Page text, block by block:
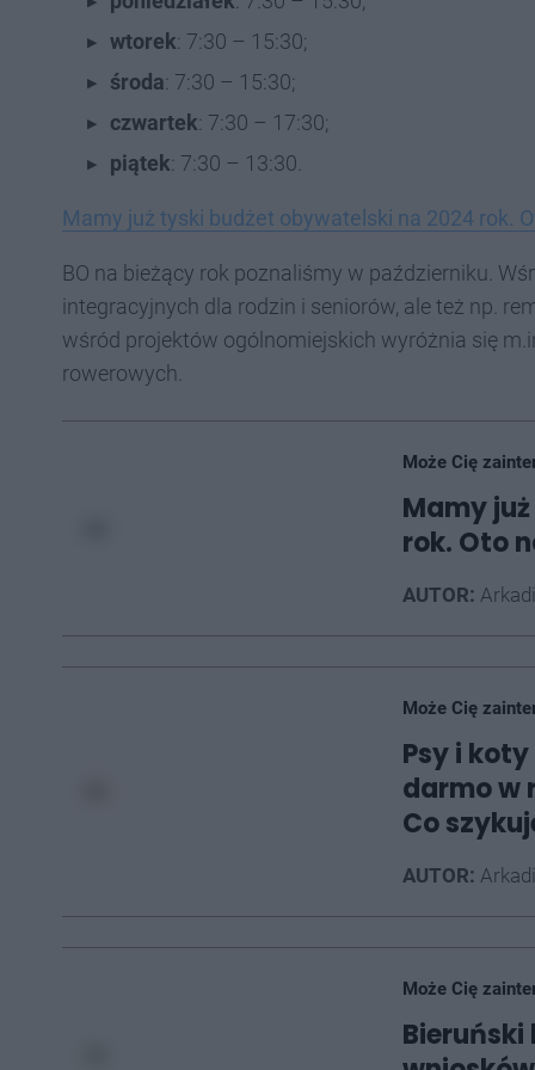
wtorek: 7:30 – 15:30;
środa: 7:30 – 15:30;
czwartek: 7:30 – 17:30;
piątek: 7:30 – 13:30.
Mamy już tyski budżet obywatelski na 2024 rok.
BO na bieżący rok poznaliśmy w październiku.
integracyjnych dla rodzin i seniorów, ale też np.
wśród projektów ogólnomiejskich wyróżnia się
rowerowych.
Może Cię
Mamy
rok. Oto
AUTOR:
Może Cię
Psy i
darmo w
Co
AUTOR:
Może Cię